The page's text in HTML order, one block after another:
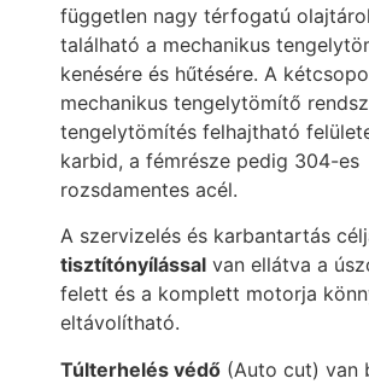
független nagy térfogatú
található a mechanikus
kenésére és hűtésére. A k
mechanikus tengelytömítő
tengelytömítés felhajtható
karbid, a fémrésze pedig 304-es
rozsdamentes acél.
A szervizelés és karbantartás
tisztítónyílással van ellátva a
felett és a komplett motorja
eltávolítható.
Túlterhelés védő (Auto cut) van